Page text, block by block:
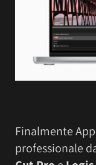
Finalmente
professionale